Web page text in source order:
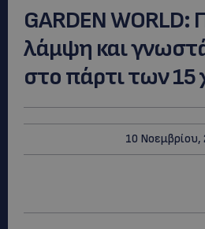
GARDEN WORLD:
λάμψη και
στο πάρτι των
10 Νοεμβρίου,